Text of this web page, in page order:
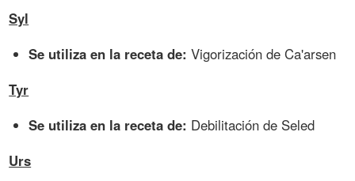
Syl
Se utiliza en la receta de: Vigorización de Ca'arsen
Tyr
Se utiliza en la receta de: Debilitación de Seled
Urs